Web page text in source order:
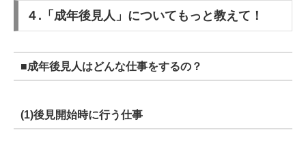
４.「成年後見人」についてもっと教えて！
■成年後見人はどんな仕事をするの？
(1)後見開始時に行う仕事